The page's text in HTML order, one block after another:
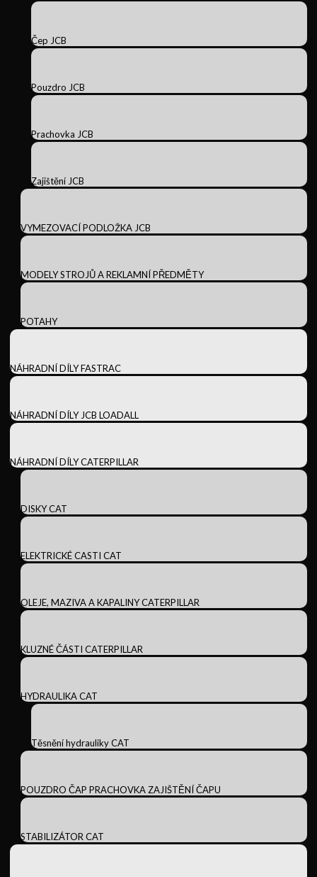
Čep JCB
Pouzdro JCB
Prachovka JCB
Zajištění JCB
VYMEZOVACÍ PODLOŽKA JCB
MODELY STROJŮ A REKLAMNÍ PŘEDMĚTY
POTAHY
NÁHRADNÍ DÍLY FASTRAC
NÁHRADNÍ DÍLY JCB LOADALL
NÁHRADNÍ DÍLY CATERPILLAR
DISKY CAT
ELEKTRICKÉ CASTI CAT
OLEJE, MAZIVA A KAPALINY CATERPILLAR
KLUZNÉ ČÁSTI CATERPILLAR
HYDRAULIKA CAT
Těsnění hydrauliky CAT
POUZDRO ČAP PRACHOVKA ZAJIŠTĚNÍ ČAPU
STABILIZÁTOR CAT